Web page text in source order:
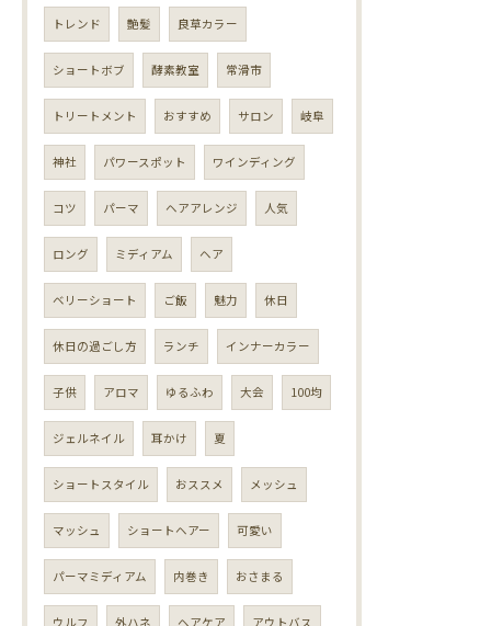
トレンド 艶髪 良草カラー
ショートボブ 酵素教室 常滑市
トリートメント おすすめ サロン 岐阜
神社 パワースポット ワインディング
コツ パーマ ヘアアレンジ 人気
ロング ミディアム ヘア
ベリーショート ご飯 魅力 休日
休日の過ごし方 ランチ インナーカラー
子供 アロマ ゆるふわ 大会 100均
ジェルネイル 耳かけ 夏
ショートスタイル おススメ メッシュ
マッシュ ショートヘアー 可愛い
パーマミディアム 内巻き おさまる
ウルフ 外ハネ ヘアケア アウトバス